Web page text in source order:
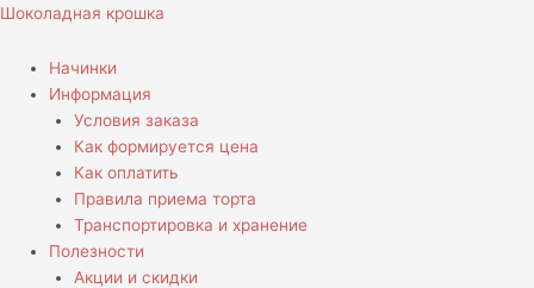
Перейти
содержимому
Шоколадная крошка
Начинки
Информация
Условия заказа
Как формируется цена
Как оплатить
Правила приема торта
Транспортировка и хранение
Полезности
Акции и скидки